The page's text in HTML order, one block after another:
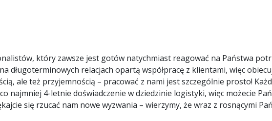
który zawsze jest gotów natychmiast reagować na Państwa
długoterminowych relacjach opartą współpracę z klientami, więc
ale też przyjemnością – pracować z nami jest szczególnie prosto!
najmniej 4-letnie doświadczenie w dziedzinie logistyki, więc możecie
się rzucać nam nowe wyzwania – wierzymy, że wraz z rosnącymi